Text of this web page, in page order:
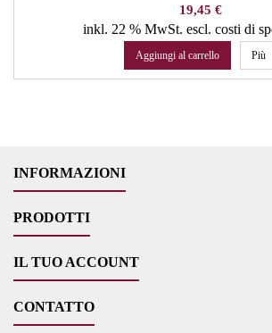
Prezzo
19,45 €
inkl. 22 % MwSt. escl. costi di
Aggiungi al carrello Più
INFORMAZIONI
PRODOTTI
IL TUO ACCOUNT
CONTATTO